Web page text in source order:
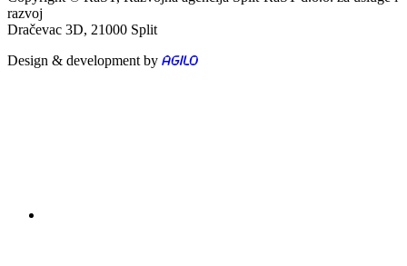
razvoj
Dračevac 3D, 21000 Split
Design & development by